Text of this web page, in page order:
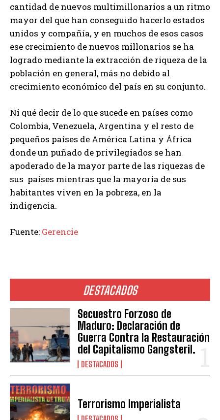
DESTACADOS
Secuestro Forzoso de
Maduro: Declaración de
Guerra Contra la Restauración
del Capitalismo Gangsteril.
DESTACADOS
Terrorismo Imperialista
cantidad de nuevos multimillonarios a un ritmo
mayor del que han conseguido hacerlo estados
unidos y compañía, y en muchos de esos casos
ese crecimiento de nuevos millonarios se ha
logrado mediante la extracción de riqueza de la
población en general, más no debido al
crecimiento económico del país en su conjunto.
Ni qué decir de lo que sucede en países como
Colombia, Venezuela, Argentina y el resto de
pequeños países de América Latina y África
donde un puñado de privilegiados se han
apoderado de la mayor parte de las riquezas de
sus países mientras que la mayoría de sus
habitantes viven en la pobreza, en la
indigencia.
Fuente: Gerencie